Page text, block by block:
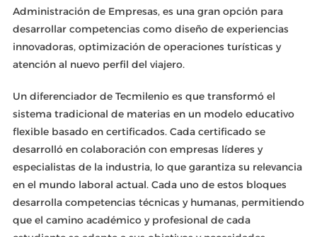
Administración de Empresas, es una gran opción para
desarrollar competencias como diseño de experiencias
innovadoras, optimización de operaciones turísticas y
atención al nuevo perfil del viajero.
Un diferenciador de Tecmilenio es que transformó el
sistema tradicional de materias en un modelo educativo
flexible basado en certificados. Cada certificado se
desarrolló en colaboración con empresas líderes y
especialistas de la industria, lo que garantiza su relevancia
en el mundo laboral actual. Cada uno de estos bloques
desarrolla competencias técnicas y humanas, permitiendo
que el camino académico y profesional de cada